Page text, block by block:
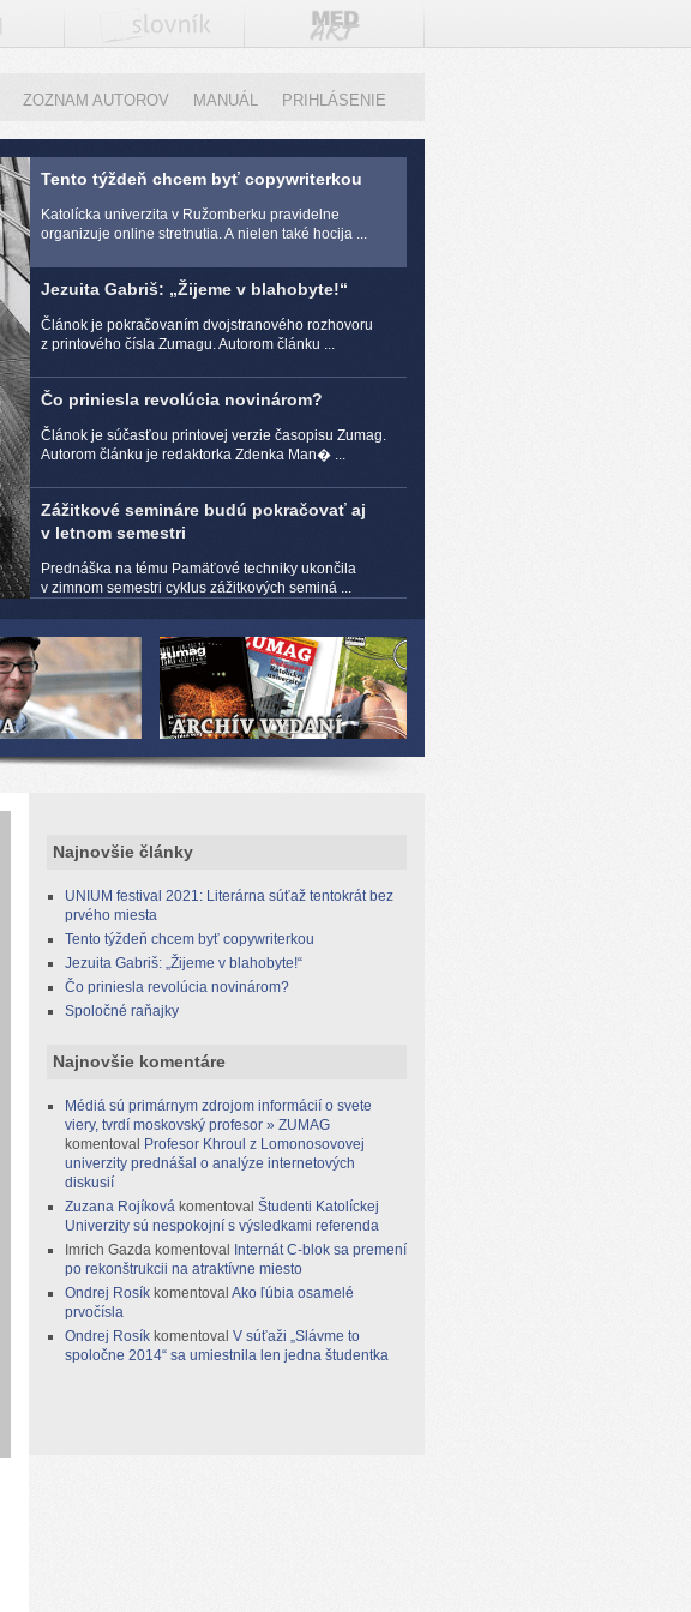
ZOZNAM AUTOROV MANUÁL PRIHLÁSENIE
Tento týždeň chcem byť copywriterkou
Katolícka univerzita v Ružomberku pravidelne
organizuje online stretnutia. A nielen také hocija ...
Jezuita Gabriš: „Žijeme v blahobyte!“
Článok je pokračovaním dvojstranového rozhovoru
z printového čísla Zumagu. Autorom článku ...
Čo priniesla revolúcia novinárom?
Článok je súčasťou printovej verzie časopisu Zumag.
Autorom článku je redaktorka Zdenka Man� ...
Zážitkové semináre budú pokračovať aj
v letnom semestri
Prednáška na tému Pamäťové techniky ukončila
v zimnom semestri cyklus zážitkových seminá ...
Najnovšie články
UNIUM festival 2021: Literárna súťaž tentokrát bez
prvého miesta
Tento týždeň chcem byť copywriterkou
Jezuita Gabriš: „Žijeme v blahobyte!“
Čo priniesla revolúcia novinárom?
Spoločné raňajky
Najnovšie komentáre
Médiá sú primárnym zdrojom informácií o svete
viery, tvrdí moskovský profesor » ZUMAG
komentoval Profesor Khroul z Lomonosovovej
univerzity prednášal o analýze internetových
diskusií
Zuzana Rojíková komentoval Študenti Katolíckej
Univerzity sú nespokojní s výsledkami referenda
Imrich Gazda komentoval
Internát C-blok sa premení
po rekonštrukcii na atraktívne miesto
Ondrej Rosík komentoval Ako ľúbia osamelé
prvočísla
Ondrej Rosík komentoval V súťaži „Slávme to
spoločne 2014“ sa umiestnila len jedna študentka